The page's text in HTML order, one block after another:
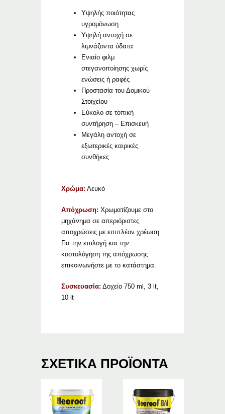
Υψηλής ποιότητας
υγρομόνωση
Υψηλή αντοχή σε
λιμνάζοντα ύδατα
Ενιαίο φιλμ
στεγανοποίησης χωρίς
ενώσεις ή ραφές
Προστασία του Δομικού
Στοιχείου
Εύκολο σε τοπική
συντήρηση – Επισκευή
Μεγάλη αντοχή σε
εξωτερικές καιρικές
συνθήκες
Χρώμα: Λευκό
Απόχρωση: Χρωματίζουμε στο
μηχάνημα σε απεριόριστες
αποχρώσεις με επιπλέον χρέωση.
Για την επιλογή και την
κοστολόγηση της απόχρωσης
επικοινωνήστε με το κατάστημα.
Συσκευασία: Δοχείο 750 ml, 3 lt,
10 lt
ΣΧΕΤΙΚΆ ΠΡΟΪΌΝΤΑ